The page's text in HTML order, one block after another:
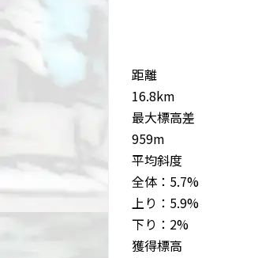
距離
16.8km
最大標高差
959m
平均斜度
全体：5.7%
上り：5.9%
下り：2%
獲得標高